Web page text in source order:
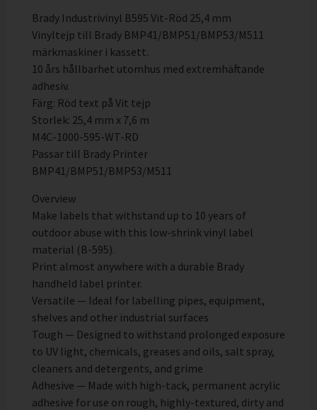
Brady Industrivinyl B595 Vit-Röd 25,4 mm
Vinyltejp till Brady BMP41/BMP51/BMP53/M511
märkmaskiner i kassett.
10 års hållbarhet utomhus med extremhäftande
adhesiv.
Färg: Röd text på Vit tejp
Storlek: 25,4 mm x 7,6 m
M4C-1000-595-WT-RD
Passar till Brady Printer
BMP41/BMP51/BMP53/M511
Overview
Make labels that withstand up to 10 years of
outdoor abuse with this low-shrink vinyl label
material (B-595).
Print almost anywhere with a durable Brady
handheld label printer.
Versatile — Ideal for labelling pipes, equipment,
shelves and other industrial surfaces
Tough — Designed to withstand prolonged exposure
to UV light, chemicals, greases and oils, salt spray,
cleaners and detergents, and grime
Adhesive — Made with high-tack, permanent acrylic
adhesive for use on rough, highly-textured, dirty and